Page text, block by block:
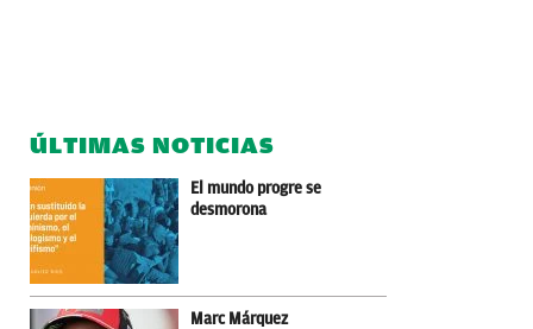
ÚLTIMAS NOTICIAS
El mundo progre se
desmorona
Marc Márquez